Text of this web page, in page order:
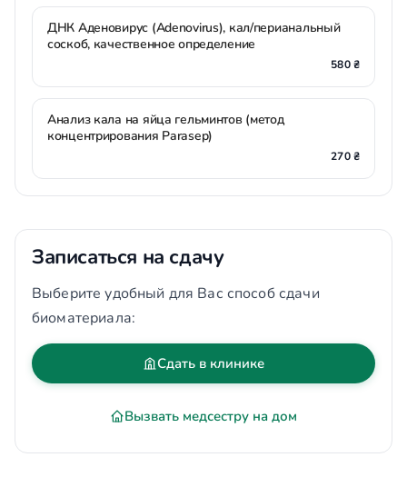
ДНК Аденовирус (Adenovirus), кал/перианальный
соскоб, качественное определение
580 ₴
Анализ кала на яйца гельминтов (метод
концентрирования Parasep)
270 ₴
Записаться на сдачу
Выберите удобный для Вас способ сдачи
биоматериала:
Сдать в клинике
Вызвать медсестру на дом